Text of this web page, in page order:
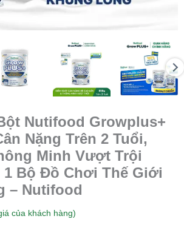
Nutifood Growplus+
Nặng Trên 2 Tuổi,
Minh Vượt Trội
1 Bộ Đồ Chơi Thế Giới
– Nutifood
của khách hàng)